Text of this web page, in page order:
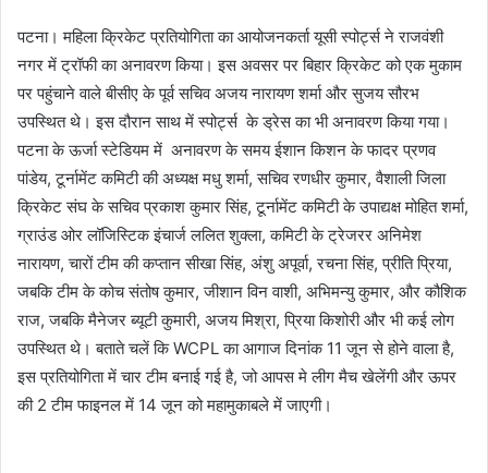
पटना। महिला क्रिकेट प्रतियोगिता का आयोजनकर्ता यूसी स्पोर्ट्स ने राजवंशी
नगर में ट्रॉफी का अनावरण किया। इस अवसर पर बिहार क्रिकेट को एक मुकाम
पर पहुंचाने वाले बीसीए के पूर्व सचिव अजय नारायण शर्मा और सुजय सौरभ
उपस्थित थे। इस दौरान साथ में स्पोर्ट्स के ड्रेस का भी अनावरण किया गया।
पटना के ऊर्जा स्टेडियम में अनावरण के समय ईशान किशन के फादर प्रणव
पांडेय, टूर्नामेंट कमिटी की अध्यक्ष मधु शर्मा, सचिव रणधीर कुमार, वैशाली जिला
क्रिकेट संघ के सचिव प्रकाश कुमार सिंह, टूर्नामेंट कमिटी के उपाद्यक्ष मोहित शर्मा,
ग्राउंड ओर लॉजिस्टिक इंचार्ज ललित शुक्ला, कमिटी के ट्रेजरर अनिमेश
नारायण, चारों टीम की कप्तान सीखा सिंह, अंशु अपूर्वा, रचना सिंह, प्रीति प्रिया,
जबकि टीम के कोच संतोष कुमार, जीशान विन वाशी, अभिमन्यु कुमार, और कौशिक
राज, जबकि मैनेजर ब्यूटी कुमारी, अजय मिश्रा, प्रिया किशोरी और भी कई लोग
उपस्थित थे। बताते चलें कि WCPL का आगाज दिनांक 11 जून से होने वाला है,
इस प्रतियोगिता में चार टीम बनाई गई है, जो आपस मे लीग मैच खेलेंगी और ऊपर
की 2 टीम फाइनल में 14 जून को महामुकाबले में जाएगी।